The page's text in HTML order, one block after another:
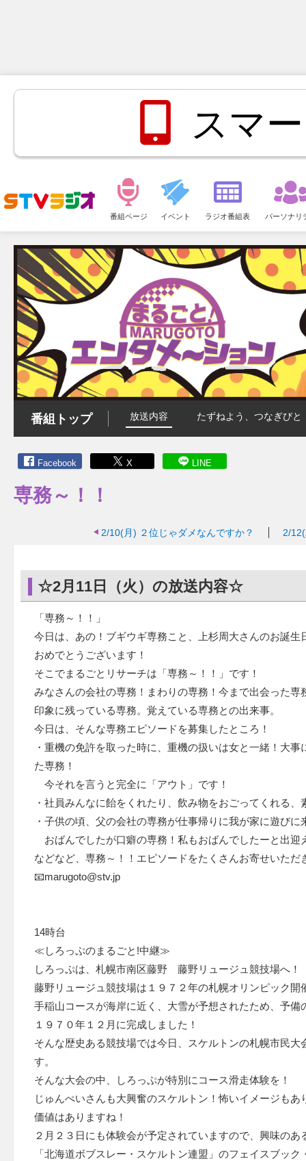
スマ
ュ
ー
番組ページ イベント ラジオ番組表 パーソナリ
番組トップ 放送内容 たずねよう、つなぎびと
Facebook X LINE
専務～！！
2/10(月) ２位じゃダメなんですか？ 2/
☆2月11日（火）の放送内容☆
「専務～！！」
今日は、あの！ブギウギ専務こと、上杉周大さんのお誕生
おめでとうございます！
そこでまるごとリサーチは「専務～！！」です！
みなさんの会社の専務！まわりの専務！今まで出会った専
印象に残っている専務。覚えている専務との出来事。
今日は、そんな専務エピソードを募集したところ！
・重機の免許を取った時に、重機の扱いは女と一緒！大
た専務！
今それを言うと完全に「アウト」です！
・社員みんなに飴をくれたり、飲み物をおごってくれる、
・子供の頃、父の会社の専務が仕事帰りに我が家に遊びに
おばんでしたが口癖の専務！私もおばんでしたーと出迎
などなど、専務～！！エピソードをたくさんお寄せいただ
📧marugoto@stv.jp
14時台
≪しろっぷのまるごと!中継≫
しろっぷは、札幌市南区藤野 藤野リュージュ競技場へ！
藤野リュージュ競技場は１９７２年の札幌オリンピック開
手稲山コースが海岸に近く、大雪が予想されたため、予備
１９７０年１２月に完成しました！
そんな歴史ある競技場では今日、スケルトンの札幌市民
す。
そんな大会の中、しろっぷが特別にコース滑走体験を！
じゅんぺいさんも大興奮のスケルトン！怖いイメージも
価値はありますね！
２月２３日にも体験会が予定されていますので、興味のあ
「北海道ボブスレー・スケルトン連盟」のフェイスブッ